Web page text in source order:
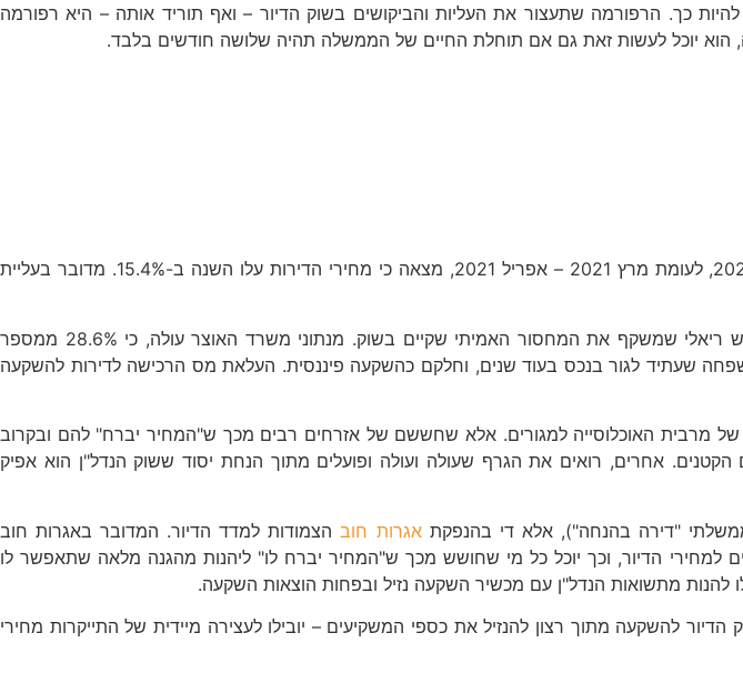
כך. הרפורמה שתעצור את העליות והביקושים בשוק הדיור – ואף תוריד אותה – היא רפורמה
הוא יוכל לעשות זאת גם אם תוחלת החיים של הממשלה תהיה שלושה חודשים בלבד.
השוואה שביצעה הלשכה המרכזית לסטטיסטיקה בין עסקאות שנעשו בחודשים מרץ 2022– אפריל 2022, לעומת מרץ 2021 – אפריל 2021, מצאה כי מחירי הדירות עלו השנה ב-15.4%. מדובר בעליית
התייקרות מחירי הדיור לשיאים חדשים אמנם נובעת מביקוש העולה על ההיצע, אך לא מדובר בביקוש ריאלי שמשקף את המחסור האמיתי שקיים בשוק. מנתוני משרד האוצר עולה, כי 28.6% ממספר
הקדמת רכישה עבור בן משפחה שעתיד לגור בנכס בעוד שנים, וחלקם כהשקעה פיננסית. העלאת מס הרכישה לדירות להשקעה
של מרבית האוכלוסייה למגורים. אלא שחששם של אזרחים רבים מכך ש"המחיר יברח" להם ובקרוב
אחרים, רואים את הגרף שעולה ועולה ופועלים מתוך הנחת יסוד ששוק הנדל"ן הוא אפיק
אגרות חובהצמודות למדד הדיור. המדובר באגרות חוב
הדיור, וכך יוכל כל מי שחושש מכך ש"המחיר יברח לו" ליהנות מהגנה מלאה שתאפשר לו
להנות מתשואות הנדל"ן עם מכשיר השקעה נזיל ובפחות הוצאות השקעה.
להשקעה מתוך רצון להנזיל את כספי המשקיעים – יובילו לעצירה מיידית של התייקרות מחירי